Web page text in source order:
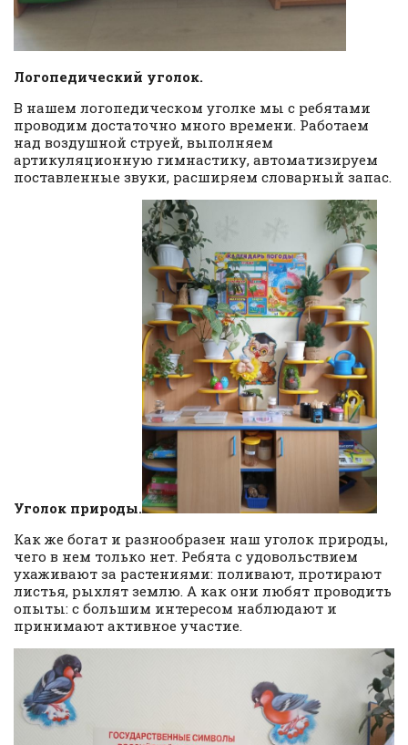
Логопедический уголок.
В нашем логопедическом уголке мы с ребятами
проводим достаточно много времени. Работаем
над воздушной струей, выполняем
артикуляционную гимнастику, автоматизируем
поставленные звуки, расширяем словарный запас.
Уголок природы.
Как же богат и разнообразен наш уголок природы,
чего в нем только нет. Ребята с удовольствием
ухаживают за растениями: поливают, протирают
листья, рыхлят землю. А как они любят проводить
опыты: с большим интересом наблюдают и
принимают активное участие.